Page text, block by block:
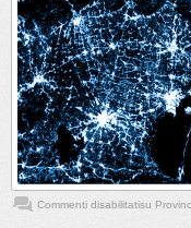
Commenti disabilitatisu